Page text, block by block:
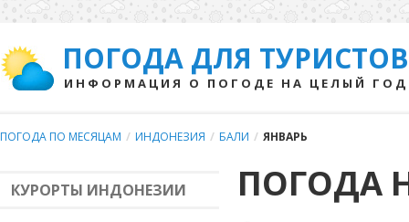
ПОГОДА ДЛЯ ТУРИСТОВ
ИНФОРМАЦИЯ О ПОГОДЕ НА ЦЕЛЫЙ ГОД
ПОГОДА ПО МЕСЯЦАМ / ИНДОНЕЗИЯ / БАЛИ / ЯНВАРЬ
КУРОРТЫ ИНДОНЕЗИИ ПОГОДА